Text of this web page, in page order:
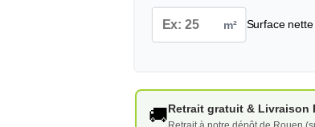
m² Surface
🚚Retrait gratuit & Livraison